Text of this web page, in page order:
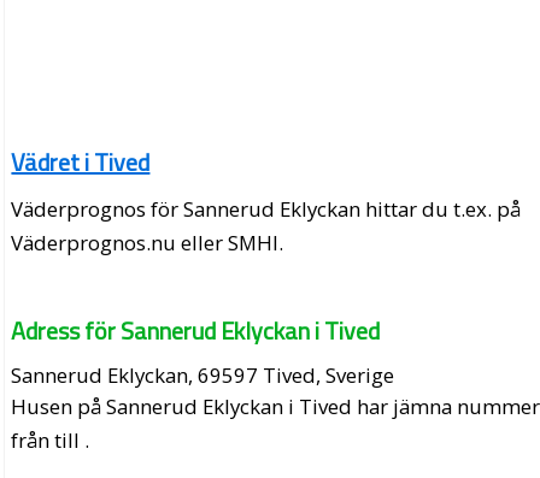
Vädret i Tived
Väderprognos för Sannerud Eklyckan hittar du t.ex. på
Väderprognos.nu eller SMHI.
Adress för Sannerud Eklyckan i Tived
Sannerud Eklyckan, 69597 Tived, Sverige
Husen på Sannerud Eklyckan i Tived har jämna nummer
från till .